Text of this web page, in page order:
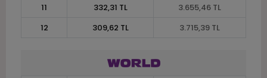
11
332,31 TL
3.655,46 TL
12
309,62 TL 3.715,39 TL